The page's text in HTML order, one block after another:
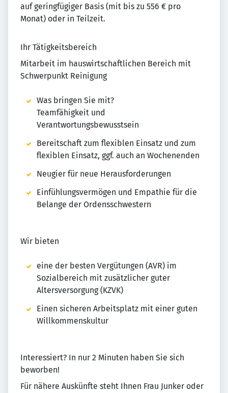
auf geringfügiger Basis (mit bis zu 556 € pro
Monat) oder in Teilzeit.
Ihr Tätigkeitsbereich
Mitarbeit im hauswirtschaftlichen Bereich mit
Schwerpunkt Reinigung
Was bringen Sie mit?
Teamfähigkeit und
Verantwortungsbewusstsein
Bereitschaft zum flexiblen Einsatz und zum
flexiblen Einsatz, ggf. auch an Wochenenden
Neugier für neue Herausforderungen
Einfühlungsvermögen und Empathie für die
Belange der Ordensschwestern
Wir bieten
eine der besten Vergütungen (AVR) im
Sozialbereich mit zusätzlicher guter
Altersversorgung (KZVK)
Einen sicheren Arbeitsplatz mit einer guten
Willkommenskultur
Interessiert? In nur 2 Minuten haben Sie sich
beworben!
Für nähere Auskünfte steht Ihnen Frau Junker oder